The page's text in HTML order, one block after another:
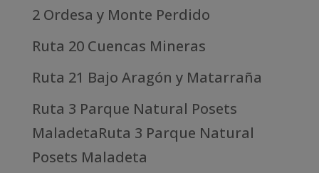
2 Ordesa y Monte Perdido
Ruta 20 Cuencas Mineras
Ruta 21 Bajo Aragón y Matarraña
Ruta 3 Parque Natural Posets
MaladetaRuta 3 Parque Natural
Posets Maladeta